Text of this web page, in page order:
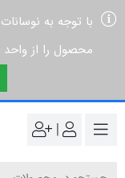
با توجه به
محصول را از واحد
|